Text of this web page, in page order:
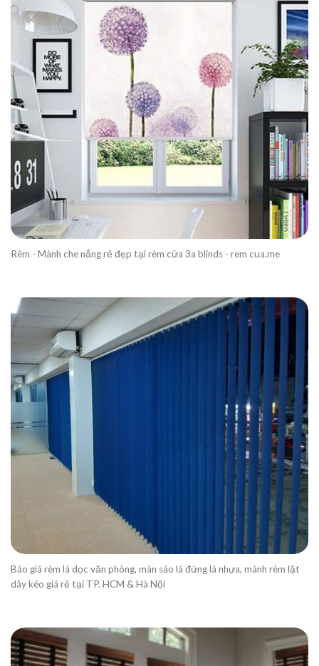
Rèm - Mành che nắng rẻ đẹp tại rèm cửa 3a blinds - rem cua.me
Báo giá rèm lá dọc văn phòng, màn sáo lá đứng lá nhựa, mành rèm lật
dây kéo giá rẻ tại TP. HCM & Hà Nội